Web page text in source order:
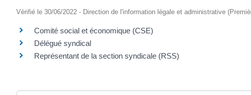
Vérifié le 30/06/2022 - Direction de l'information légale et administrative
Comité social et économique (CSE)
Délégué syndical
Représentant de la section syndicale (RSS)